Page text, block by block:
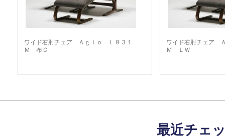
ワイド右肘チェア Ａｇｉｏ Ｌ８３１
Ｍ 布Ｃ
ワイド右肘チェア
Ｍ ＬＷ
最近チェ